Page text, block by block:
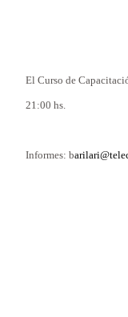
El Curso de
21:00 hs.
Informes: b